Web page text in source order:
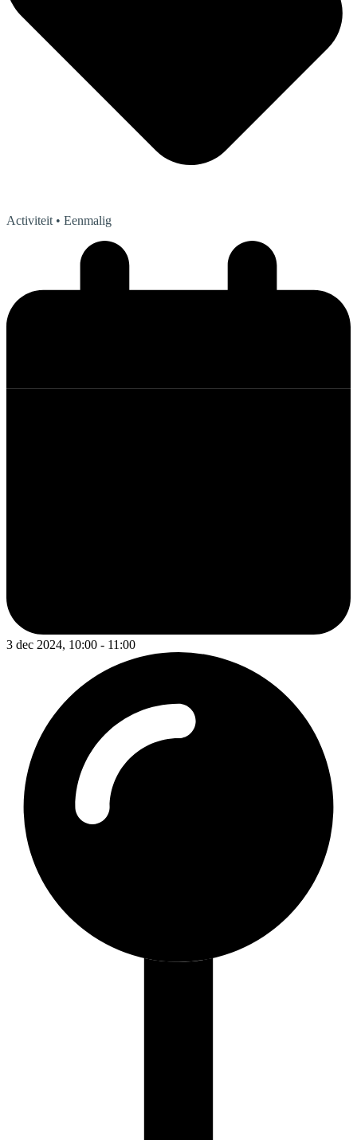
Activiteit • Eenmalig
3 dec 2024, 10:00 - 11:00